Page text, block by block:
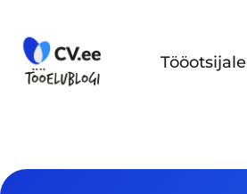
content
Tööotsijale